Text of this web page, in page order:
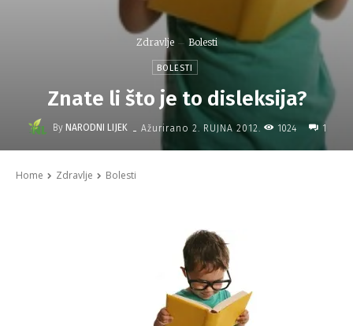
Zdravlje Bolesti
BOLESTI
Znate li što je to disleksija?
By NARODNI LIJEK - Ažurirano 2. RUJNA 2012. 1024 1
Home Zdravlje Bolesti